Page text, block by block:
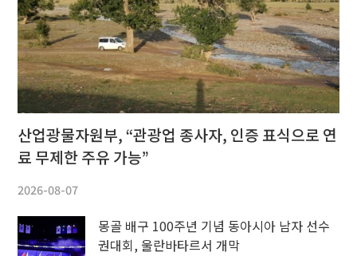
산업광물자원부, “관광업 종사자, 인증 표식으로 연
료 무제한 주유 가능”
2026-08-07
몽골 배구 100주년 기념 동아시아 남자 선수
권대회, 울란바타르서 개막